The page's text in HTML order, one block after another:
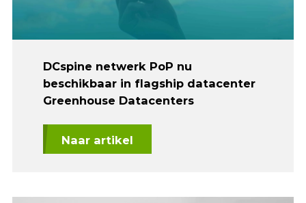
DCspine netwerk PoP nu
beschikbaar in flagship datacenter
Greenhouse Datacenters
Naar artikel